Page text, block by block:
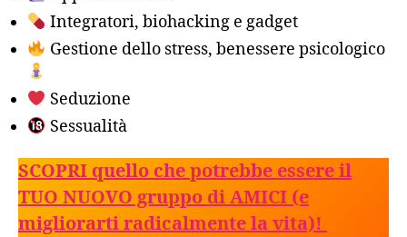
Integratori, biohacking e gadget
Gestione dello stress, benessere psicologico
Seduzione
Sessualità
SCOPRI quello che potrebbe essere il
TUO NUOVO gruppo di AMICI (e
migliorarti radicalmente la vita)!